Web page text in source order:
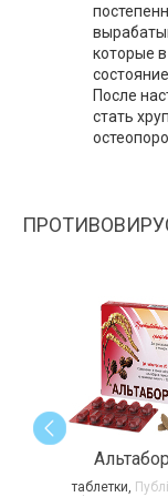
которые
После
стать
Альтабор
таблетки,